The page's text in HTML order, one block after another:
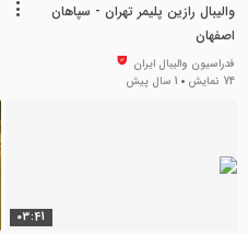
والیبال رازین پلیمر تهران - سپاهان
اصفهان
فدراسیون والیبال ایران
74 نمایش
1 سال پیش
03:41